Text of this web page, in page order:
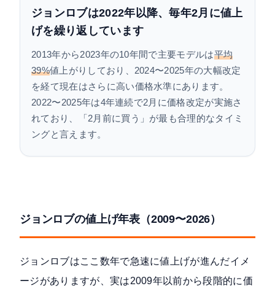
ジョンロブは2022年以降、毎年2月に値上
げを繰り返しています
2013年から2023年の10年間で主要モデルは平均
39%値上がりしており、2024〜2025年の大幅改定
を経て現在はさらに高い価格水準にあります。
2022〜2025年は4年連続で2月に価格改定が実施さ
れており、「2月前に買う」が最も合理的なタイミ
ングと言えます。
ジョンロブの値上げ年表（2009〜2026）
ジョンロブはここ数年で急速に値上げが進んだイメ
ージがありますが、実は2009年以前から段階的に価